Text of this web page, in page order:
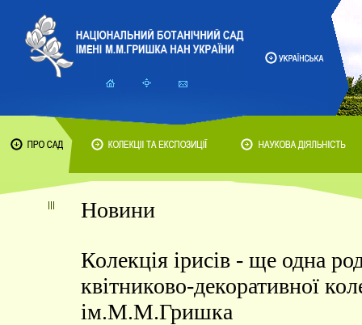
Новини
Колекція ірисів - ще одна
квітниково-декоративної
ім.М.М.Гришка